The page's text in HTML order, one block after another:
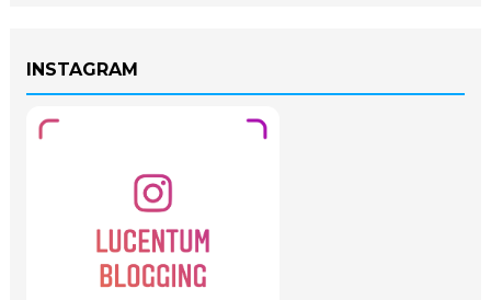
INSTAGRAM